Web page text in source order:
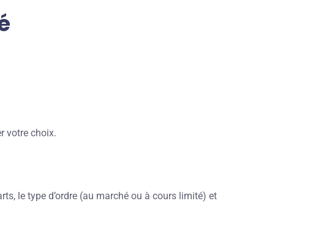
votre choix.
le type d’ordre (au marché ou à cours limité) et